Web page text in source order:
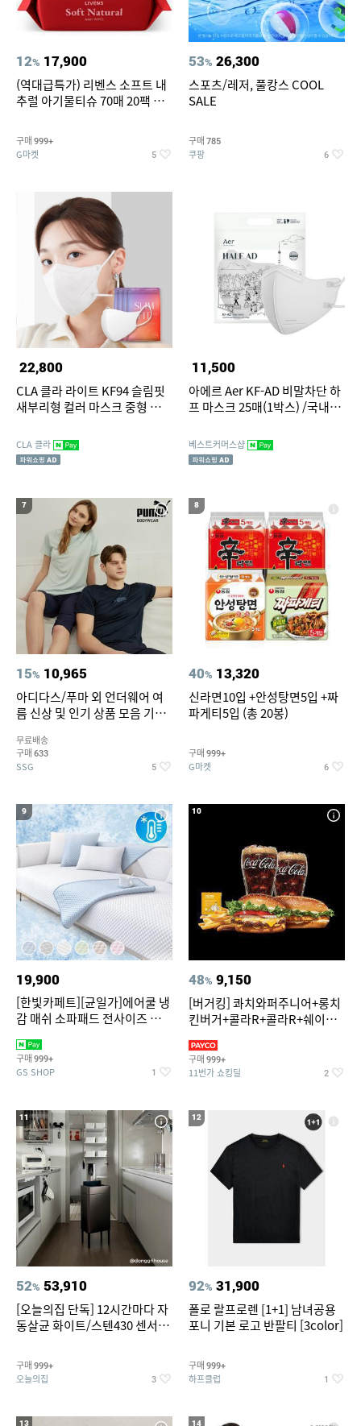
12% 17,900
(역대급특가) 리벤스 소프트 내
추럴 아기물티슈 70매 20팩 캡
구매 999+
G마켓 5
53% 26,300
스포츠/레저, 풀캉스 COOL
SALE
구매 785
쿠팡 6
22,800
CLA 클라 라이트 KF94 슬림핏
새부리형 컬러 마스크 중형 화이
CLA 클라
11,500
아에르 Aer KF-AD 비말차단 하
프 마스크 25매(1박스) /국내생
베스트커머스샵
7
15% 10,965
아디다스/푸마 외 언더웨어 여
름 신상 및 인기 상품 모음 기획
무료배송
구매 633
SSG 5
8
40% 13,320
신라면10입 +안성탕면5입 +짜
파게티5입 (총 20봉)
구매 999+
G마켓 6
9
19,900
[한빛카페트][균일가]에어쿨 냉
감 매쉬 소파패드 전사이즈 균일
구매 999+
GS SHOP 1
10
48% 9,150
[버거킹] 콰치와퍼주니어+롱치
킨버거+콜라R+콜라R+쉐이킹
구매 999+
11번가 쇼킹딜 2
11
52% 53,910
[오늘의집 단독] 12시간마다 자
동살균 화이트/스텐430 센서휴
구매 999+
오늘의집 3
12
92% 31,900
폴로 랄프로렌 [1+1] 남녀공용
포니 기본 로고 반팔티 [3color]
구매 999+
하프클럽 1
13 14